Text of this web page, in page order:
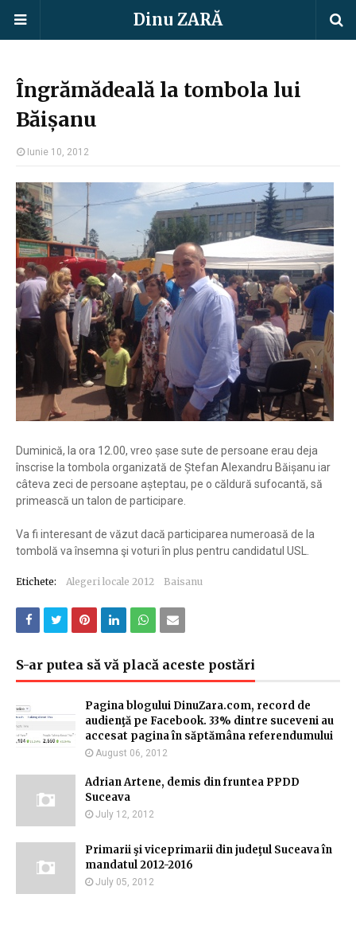
Dinu ZARĂ
Îngrămădeală la tombola lui
Băișanu
Iunie 10, 2012
Duminică, la ora 12.00, vreo șase sute de persoane erau deja
înscrise la tombola organizată de Ștefan Alexandru Băișanu iar
câteva zeci de persoane așteptau, pe o căldură sufocantă, să
primească un talon de participare.
Va fi interesant de văzut dacă participarea numeroasă de la
tombolă va însemna şi voturi în plus pentru candidatul USL.
Etichete: Alegeri locale 2012 Baisanu
S-ar putea să vă placă aceste postări
Pagina blogului DinuZara.com, record de
audienţă pe Facebook. 33% dintre suceveni au
accesat pagina în săptămâna referendumului
August 06, 2012
Adrian Artene, demis din fruntea PPDD
Suceava
July 12, 2012
Primarii şi viceprimarii din judeţul Suceava în
mandatul 2012-2016
July 05, 2012